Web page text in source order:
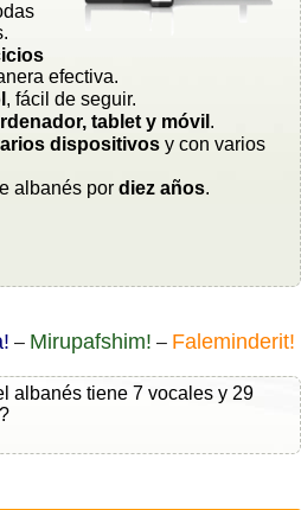
efectiva.
, fácil de seguir.
tablet y móvil .
dispositivos y con varios
albanés por diez años.
– Mirupafshim! – Faleminderit!
albanés tiene 7 vocales y 29